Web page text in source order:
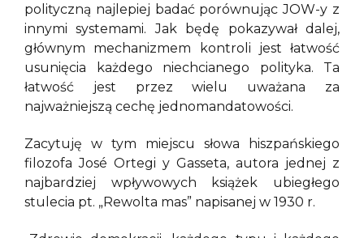
polityczną najlepiej badać porównując JOW-y z
innymi systemami. Jak będę pokazywał dalej,
głównym mechanizmem kontroli jest łatwość
usunięcia każdego niechcianego polityka. Ta
łatwość jest przez wielu uważana za
najważniejszą cechę jednomandatowości.
Zacytuję w tym miejscu słowa hiszpańskiego
filozofa José Ortegi y Gasseta, autora jednej z
najbardziej wpływowych książek ubiegłego
stulecia pt. „Rewolta mas” napisanej w 1930 r.